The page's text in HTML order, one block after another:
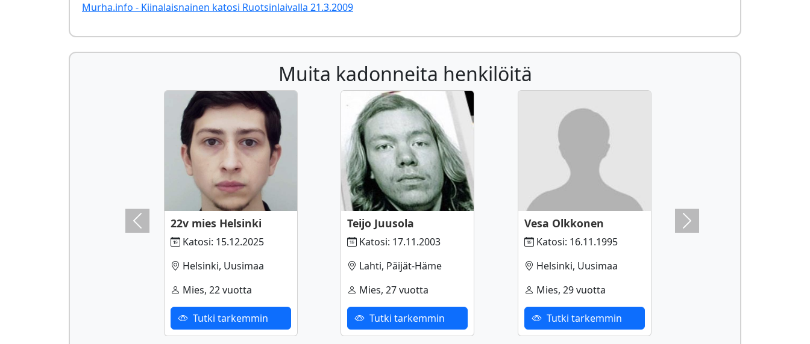
Murha.info - Kiinalaisnainen katosi Ruotsinlaivalla 21.3.2009
Muita kadonneita henkilöitä
22v mies Helsinki
Katosi: 15.12.2025
Helsinki, Uusimaa
Mies, 22 vuotta
Tutki tarkemmin
Teijo Juusola
Katosi: 17.11.2003
Lahti, Päijät-Häme
Mies, 27 vuotta
Tutki tarkemmin
Vesa Olkkonen
Katosi: 16.11.1995
Helsinki, Uusimaa
Mies, 29 vuotta
Tutki tarkemmin
Previous Next